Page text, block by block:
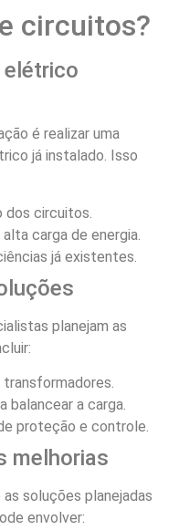
crescente demanda
terá um papel cada
elétrica.
de
Programas para
a importância da
de circuitos de
decisão estratégica.
necessidade
mas também
local. Se
otimizar seu
buscar soluções que
e impulsionem